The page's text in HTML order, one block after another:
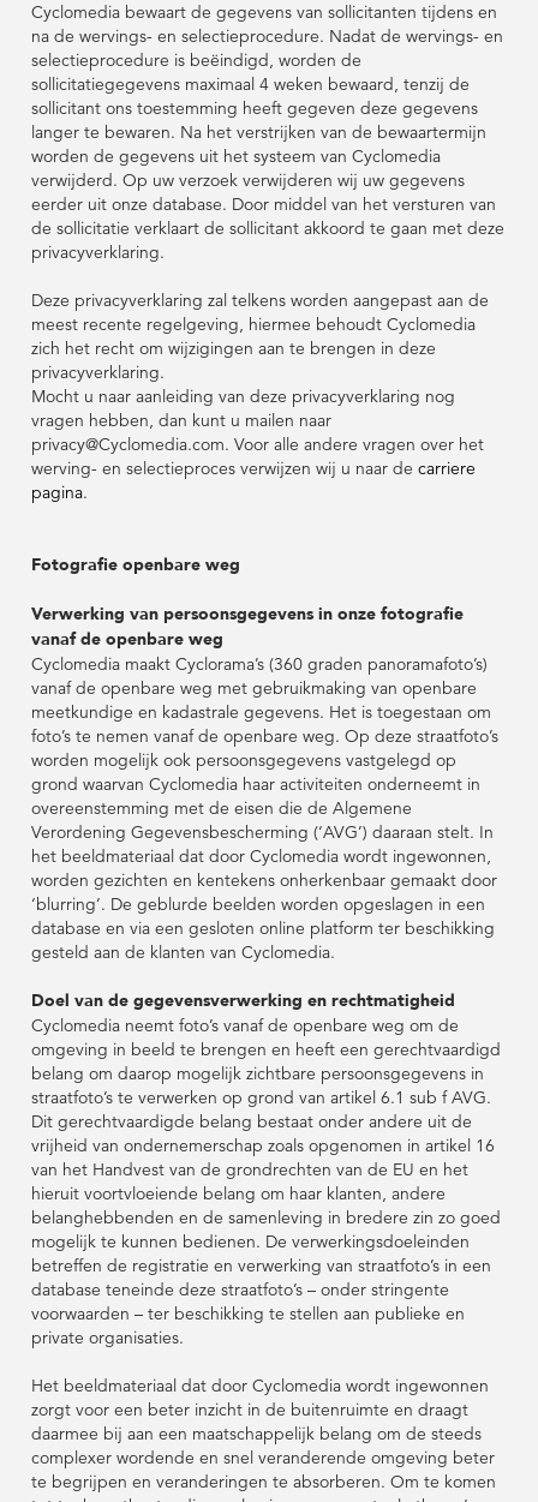
Cyclomedia bewaart de gegevens van sollicitanten tijdens en
na de wervings- en selectieprocedure. Nadat de wervings- en
selectieprocedure is beëindigd, worden de
sollicitatiegegevens maximaal 4 weken bewaard, tenzij de
sollicitant ons toestemming heeft gegeven deze gegevens
langer te bewaren. Na het verstrijken van de bewaartermijn
worden de gegevens uit het systeem van Cyclomedia
verwijderd. Op uw verzoek verwijderen wij uw gegevens
eerder uit onze database. Door middel van het versturen van
de sollicitatie verklaart de sollicitant akkoord te gaan met deze
privacyverklaring.
Deze privacyverklaring zal telkens worden aangepast aan de
meest recente regelgeving, hiermee behoudt Cyclomedia
zich het recht om wijzigingen aan te brengen in deze
privacyverklaring.
Mocht u naar aanleiding van deze privacyverklaring nog
vragen hebben, dan kunt u mailen naar
privacy@Cyclomedia.com. Voor alle andere vragen over het
werving- en selectieproces verwijzen wij u naar de carriere
pagina.
Fotografie openbare weg
Verwerking van persoonsgegevens in onze fotografie
vanaf de openbare weg
Cyclomedia maakt Cyclorama’s (360 graden panoramafoto’s)
vanaf de openbare weg met gebruikmaking van openbare
meetkundige en kadastrale gegevens. Het is toegestaan om
foto’s te nemen vanaf de openbare weg. Op deze straatfoto’s
worden mogelijk ook persoonsgegevens vastgelegd op
grond waarvan Cyclomedia haar activiteiten onderneemt in
overeenstemming met de eisen die de Algemene
Verordening Gegevensbescherming (‘AVG’) daaraan stelt. In
het beeldmateriaal dat door Cyclomedia wordt ingewonnen,
worden gezichten en kentekens onherkenbaar gemaakt door
‘blurring’. De geblurde beelden worden opgeslagen in een
database en via een gesloten online platform ter beschikking
gesteld aan de klanten van Cyclomedia.
Doel van de gegevensverwerking en rechtmatigheid
Cyclomedia neemt foto’s vanaf de openbare weg om de
omgeving in beeld te brengen en heeft een gerechtvaardigd
belang om daarop mogelijk zichtbare persoonsgegevens in
straatfoto’s te verwerken op grond van artikel 6.1 sub f AVG.
Dit gerechtvaardigde belang bestaat onder andere uit de
vrijheid van ondernemerschap zoals opgenomen in artikel 16
van het Handvest van de grondrechten van de EU en het
hieruit voortvloeiende belang om haar klanten, andere
belanghebbenden en de samenleving in bredere zin zo goed
mogelijk te kunnen bedienen. De verwerkingsdoeleinden
betreffen de registratie en verwerking van straatfoto’s in een
database teneinde deze straatfoto’s – onder stringente
voorwaarden – ter beschikking te stellen aan publieke en
private organisaties.
Het beeldmateriaal dat door Cyclomedia wordt ingewonnen
zorgt voor een beter inzicht in de buitenruimte en draagt
daarmee bij aan een maatschappelijk belang om de steeds
complexer wordende en snel veranderende omgeving beter
te begrijpen en veranderingen te absorberen. Om te komen